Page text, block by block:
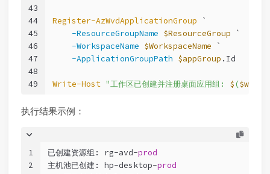
43
44
45
46
47
48
49
Register-AzWvdApplicationGroup `
-ResourceGroupName $ResourceGroup `
-WorkspaceName $WorkspaceName `
-ApplicationGroupPath $appGroup .Id
Write-Host "工作区已创建并注册桌面应用组: $ (
执行结果示例：
1
2
已创建资源组: rg-avd-prod
主机池已创建: hp-desktop-prod